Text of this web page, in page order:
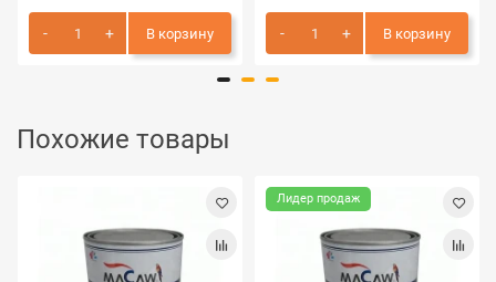
В корзину В корзину
Похожие товары
Лидер продаж